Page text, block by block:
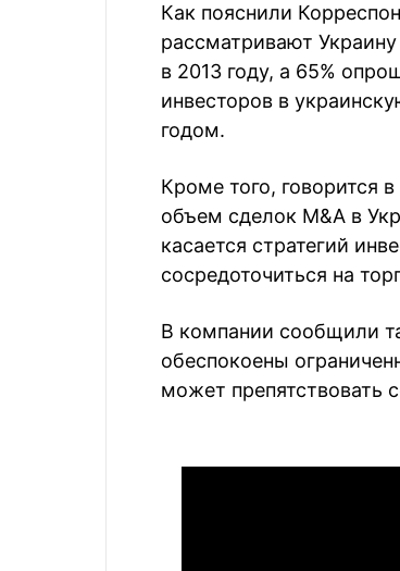
Как пояснили
рассматривают
в 2013 году, а 65%
инвесторов в
годом.
Кроме того, говорится
объем сделок M&A в
касается стратегий
сосредоточиться на
В компании сообщили
обеспокоены
может препятствовать